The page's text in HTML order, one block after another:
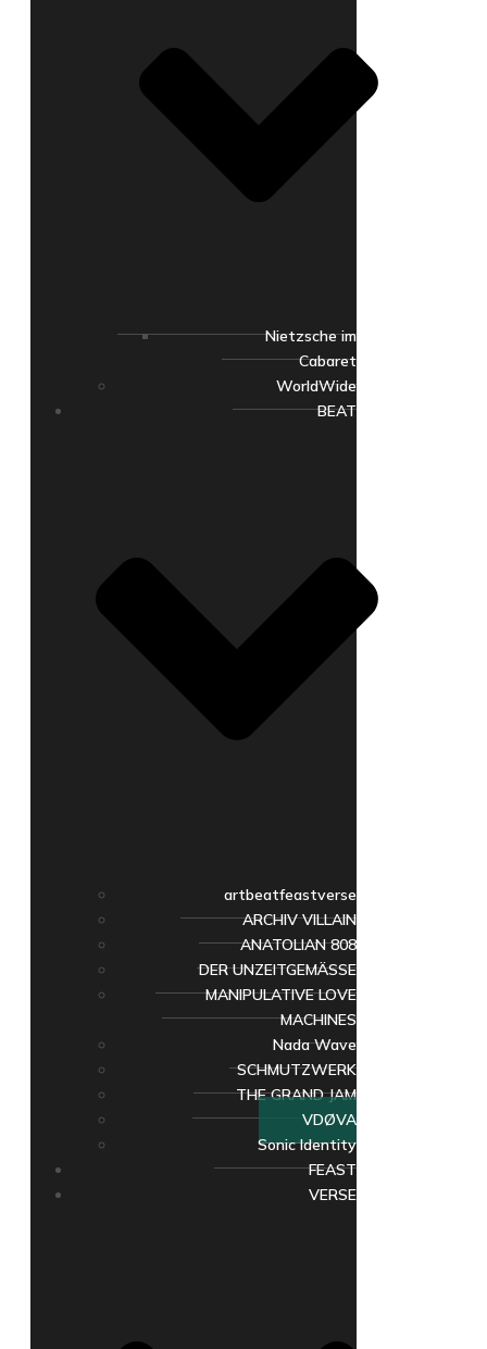
Nietzsche im
Cabaret
WorldWide
BEAT
artbeatfeastverse
ARCHIV VILLAIN
ANATOLIAN 808
DER UNZEITGEMÄSSE
MANIPULATIVE LOVE
MACHINES
Nada Wave
SCHMUTZWERK
THE GRAND JAM
VDØVA
Sonic Identity
FEAST
VERSE